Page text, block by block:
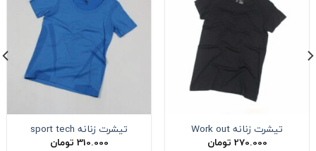
تیشرت زنانه Work out
270.000تومان
تیشرت زنانه sport tech
310.000تومان